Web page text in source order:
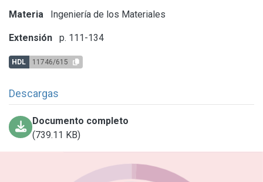
Materia Ingeniería de los Materiales
Extensión p. 111-134
HDL 11746/615
Descargas
Documento completo
(739.11 KB)